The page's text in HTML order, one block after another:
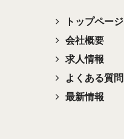
トップページ
会社概要
求人情報
よくある質問
最新情報